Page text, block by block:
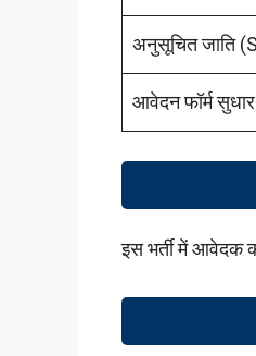
अनुसूचित जाति
आवेदन फॉर्म
इस भर्ती में आवेदक